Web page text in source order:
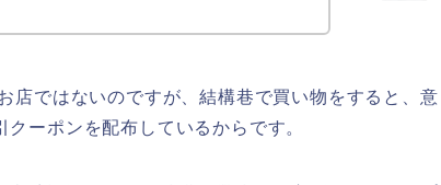
店ではないのですが、結構巷で買い物をすると、意
ーポンを配布しているからです。